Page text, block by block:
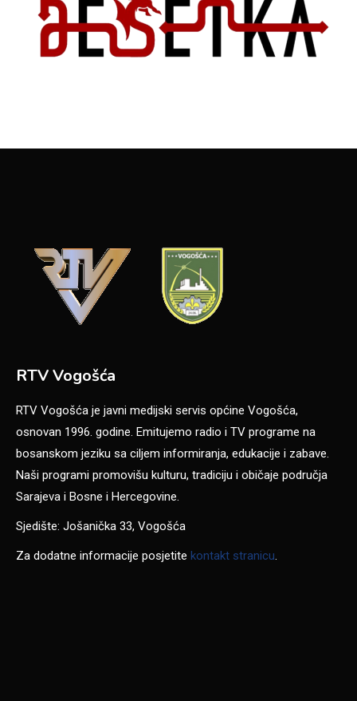
RTV Vogošća
RTV Vogošća je javni medijski servis općine Vogošća,
osnovan 1996. godine. Emitujemo radio i TV programe na
bosanskom jeziku sa ciljem informiranja, edukacije i zabave.
Naši programi promovišu kulturu, tradiciju i običaje područja
Sarajeva i Bosne i Hercegovine.
Sjedište: Jošanička 33, Vogošća
Za dodatne informacije posjetite kontakt stranicu.